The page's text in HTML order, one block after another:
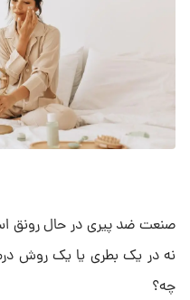
صنعت ضد پیری در حال رونق
نه در یک بطری یا یک روش
چه؟